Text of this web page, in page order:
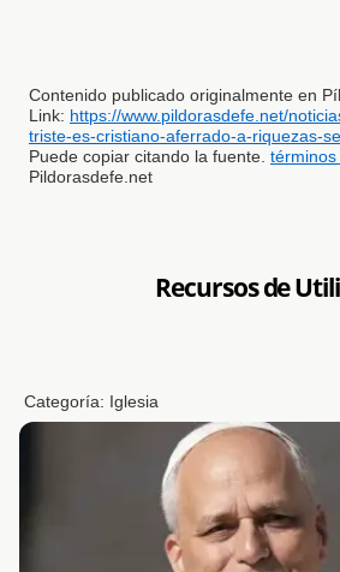
Contenido publicado originalmente en
Link: https://www.pildorasdefe.net/
triste-es-cristiano-aferrado-a-riquezas-
Puede copiar citando la fuente.
Pildorasdefe.net
Recursos de
Categoría: Iglesia